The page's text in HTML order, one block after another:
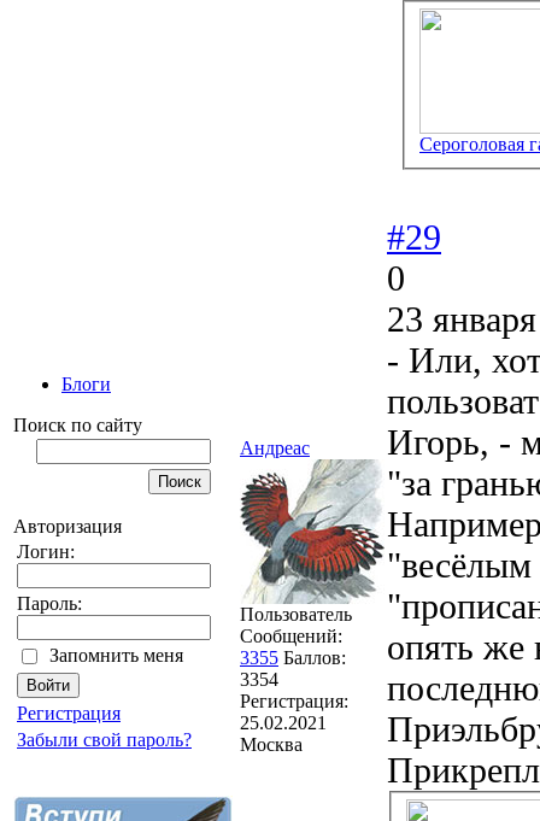
Блоги
Поиск по сайту
Авторизация
Логин:
Пароль:
Запомнить меня
Регистрация
Забыли свой пароль?
Сероголовая
Андреас
Пользователь
Сообщений:
3355 Баллов:
3354
Регистрация:
25.02.2021
Москва
#29
0
23
- Или,
Игорь, -
"за
"весёлым
опять же